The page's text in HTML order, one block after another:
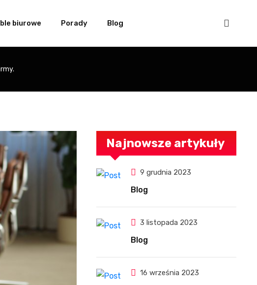
biurowe Porady Blog
Najnowsze artykuły
9 grudnia 2023
Blog
3 listopada 2023
Blog
16 września 2023